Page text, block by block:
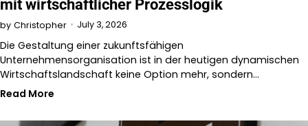
mit wirtschaftlicher Prozesslogik
by Christopher July 3, 2026
Die Gestaltung einer zukunftsfähigen
Unternehmensorganisation ist in der heutigen dynamischen
Wirtschaftslandschaft keine Option mehr, sondern…
Read More